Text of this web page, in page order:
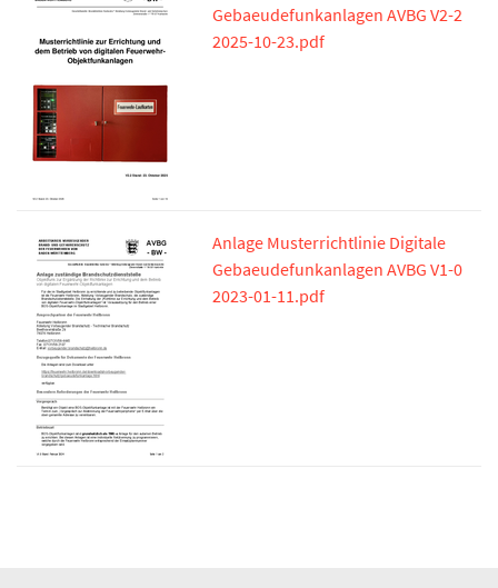
Gebaeudefunkanlagen AVBG V2-2
2025-10-23.pdf
Anlage Musterrichtlinie Digitale
Gebaeudefunkanlagen AVBG V1-0
2023-01-11.pdf